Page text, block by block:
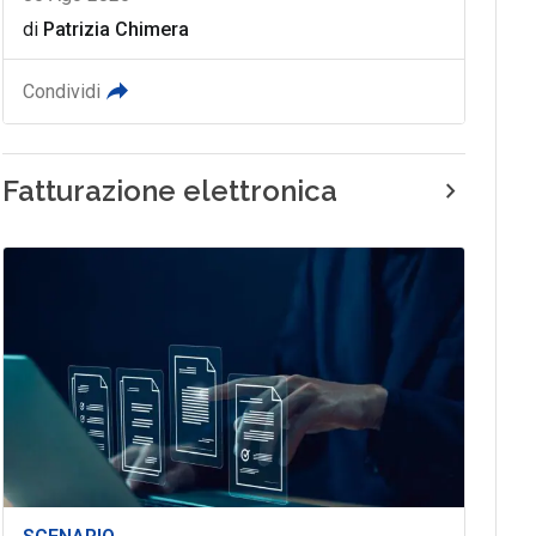
di Patrizia Chimera
Condividi
Fatturazione elettronica